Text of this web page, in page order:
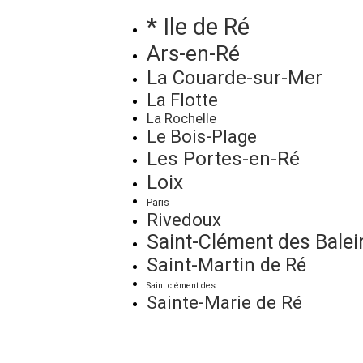
* Ile de Ré
Ars-en-Ré
La Couarde-sur-Mer
La Flotte
La Rochelle
Le Bois-Plage
Les Portes-en-Ré
Loix
Paris
Rivedoux
Saint-Clément des
Saint-Martin de Ré
Saint clément des
Sainte-Marie de Ré